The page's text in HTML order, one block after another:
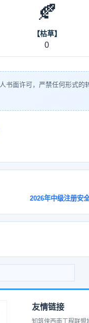
🍂
【枯草】
0
书面许可，严禁任何形式的
2026年中级注册安
友情链接
知筑侠西南工程联盟